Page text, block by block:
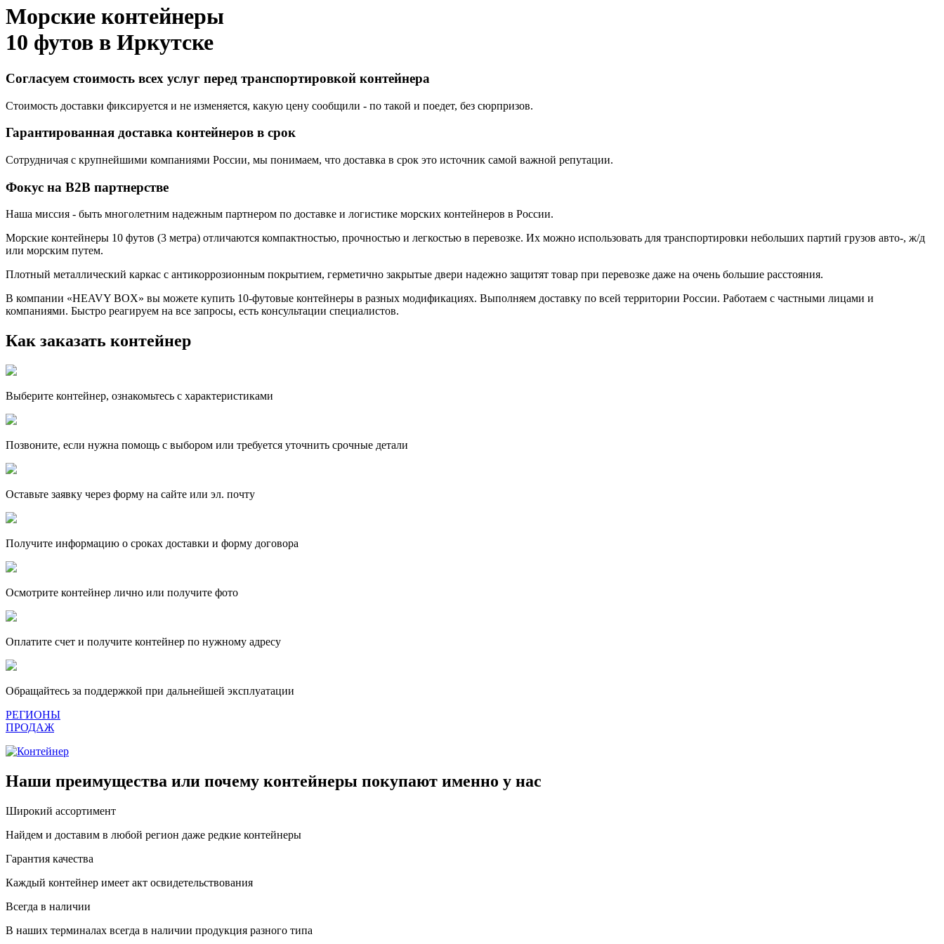
Морские контейнеры
10 футов в Иркутске
Согласуем стоимость всех услуг перед транспортировкой контейнера
Стоимость доставки фиксируется и не изменяется, какую цену сообщили - по такой и поедет, без сюрпризов.
Гарантированная доставка контейнеров в срок
Сотрудничая с крупнейшими компаниями России, мы понимаем, что доставка в срок это источник самой важной репутации.
Фокус на B2B партнерстве
Наша миссия - быть многолетним надежным партнером по доставке и логистике морских контейнеров в России.
Морские контейнеры 10 футов (3 метра) отличаются компактностью, прочностью и легкостью в перевозке. Их можно использовать для транспортировки небольших партий грузов авто-, ж/д
или морским путем.
Плотный металлический каркас с антикоррозионным покрытием, герметично закрытые двери надежно защитят товар при перевозке даже на очень большие расстояния.
В компании «HEAVY BOX» вы можете купить 10-футовые контейнеры в разных модификациях. Выполняем доставку по всей территории России. Работаем с частными лицами и
компаниями. Быстро реагируем на все запросы, есть консультации специалистов.
Как заказать контейнер
Выберите контейнер, ознакомьтесь с характеристиками
Позвоните, если нужна помощь с выбором или требуется уточнить срочные детали
Оставьте заявку через форму на сайте или эл. почту
Получите информацию о сроках доставки и форму договора
Осмотрите контейнер лично или получите фото
Оплатите счет и получите контейнер по нужному адресу
Обращайтесь за поддержкой при дальнейшей эксплуатации
РЕГИОНЫ
ПРОДАЖ
Наши преимущества или почему контейнеры покупают именно у нас
Широкий ассортимент
Найдем и доставим в любой регион даже редкие контейнеры
Гарантия качества
Каждый контейнер имеет акт освидетельствования
Всегда в наличии
В наших терминалах всегда в наличии продукция разного типа